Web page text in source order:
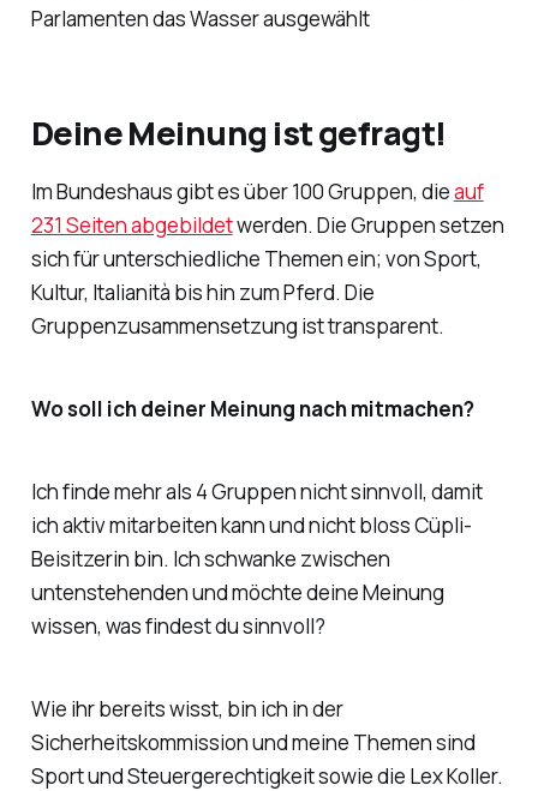
Parlamenten das Wasser ausgewählt
Deine Meinung ist gefragt!
Im Bundeshaus gibt es über 100 Gruppen, dieauf
231 Seiten abgebildetwerden. Die Gruppen setzen
sich für unterschiedliche Themen ein; von Sport,
Kultur, Italianità bis hin zum Pferd. Die
Gruppenzusammensetzung ist transparent.
Wo soll ich deiner Meinung nach mitmachen?
Ich finde mehr als 4 Gruppen nicht sinnvoll, damit
ich aktiv mitarbeiten kann und nicht bloss Cüpli-
Beisitzerin bin. Ich schwanke zwischen
untenstehenden und möchte deine Meinung
wissen, was findest du sinnvoll?
Wie ihr bereits wisst, bin ich in der
Sicherheitskommission und meine Themen sind
Sport und Steuergerechtigkeit sowie die Lex Koller.